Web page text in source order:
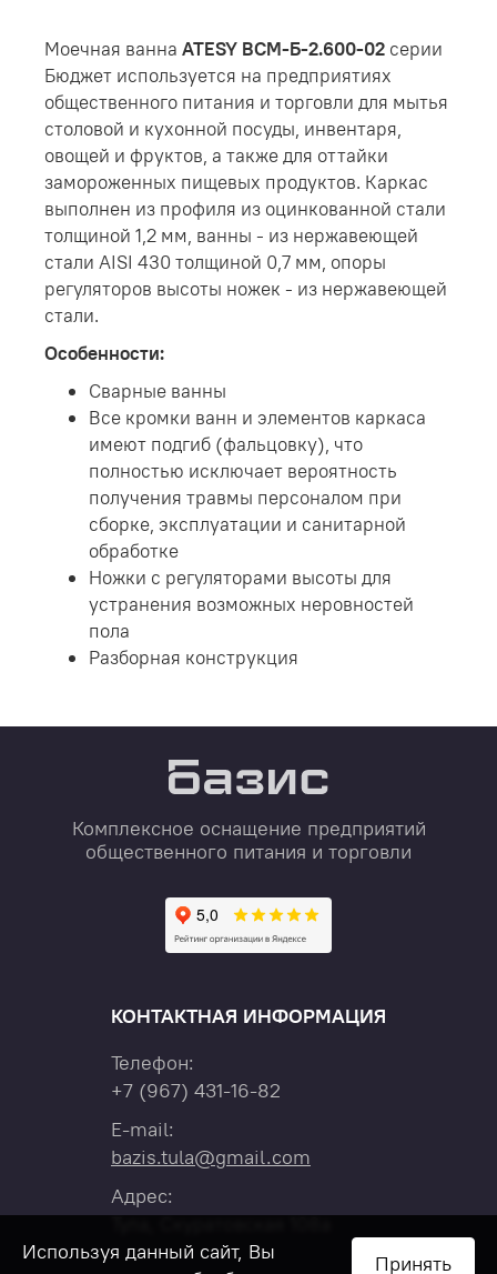
Моечная ванна ATESY ВСМ-Б-2.600-02 серии
Бюджет используется на предприятиях
общественного питания и торговли для мытья
столовой и кухонной посуды, инвентаря,
овощей и фруктов, а также для оттайки
замороженных пищевых продуктов. Каркас
выполнен из профиля из оцинкованной стали
толщиной 1,2 мм, ванны - из нержавеющей
стали AISI 430 толщиной 0,7 мм, опоры
регуляторов высоты ножек - из нержавеющей
стали.
Особенности:
Сварные ванны
Все кромки ванн и элементов каркаса
имеют подгиб (фальцовку), что
полностью исключает вероятность
получения травмы персоналом при
сборке, эксплуатации и санитарной
обработке
Ножки с регуляторами высоты для
устранения возможных неровностей
пола
Разборная конструкция
Комплексное оснащение предприятий
общественного питания и торговли
КОНТАКТНАЯ ИНФОРМАЦИЯ
Телефон:
+7 (967) 431-16-82
E-mail:
bazis.tula@gmail.com
Адрес:
Тула, Скуратовская 108а
Используя данный сайт, Вы
Принять